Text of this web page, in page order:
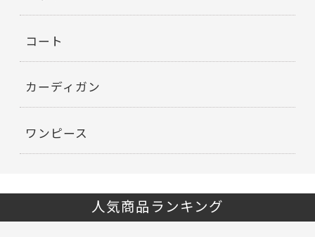
コート
カーディガン
ワンピース
人気商品ランキング